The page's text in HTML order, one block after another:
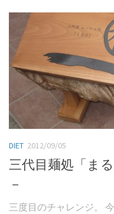
DIET 2012/09/05
三代目麺処「ま
－
三度目のチャレンジ。